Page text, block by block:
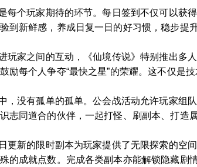
每个玩家期待的环节。每日签到不仅可以获
到新鲜感，养成日复一日的好习惯，稳步提升
玩家之间的互动，《仙境传说》特别推出多
励每个人争夺“最快之星”的荣耀。这不仅是
，没有孤单的孤单。公会战活动允许玩家组
志同道合的伙伴，一起打怪、刷副本、打造
更新的限时副本为玩家提供了无限探索的空
的成就点数。完成各类副本亦能解锁隐藏剧